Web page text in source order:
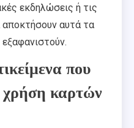
εκδηλώσεις ή τις
αποκτήσουν αυτά τα
εξαφανιστούν.
που
χρήση καρτών